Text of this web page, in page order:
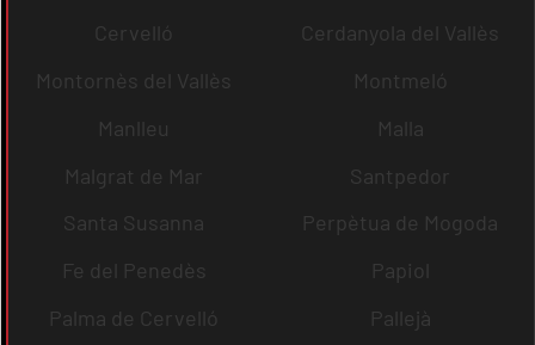
Cervelló
Cerdanyola del Vallès
Montornès del Vallès
Montmeló
Manlleu
Malla
Malgrat de Mar
Santpedor
Santa Susanna
Perpètua de Mogoda
Fe del Penedès
Papiol
Palma de Cervelló
Pallejà